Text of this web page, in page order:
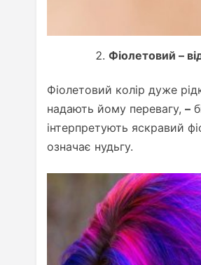
Фіолетовий –
Фіолетовий колір дуже
надають йому перевагу, –
інтерпретують яскравий
означає нудьгу.